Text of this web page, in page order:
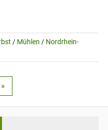
/ Mühlen / Nordrhein-
»